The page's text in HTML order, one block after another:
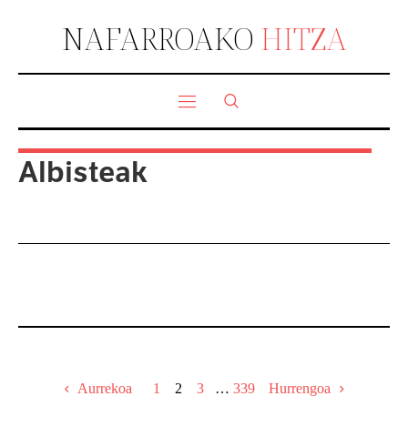
NAFARROAKO HITZA
Albisteak
Aurrekoa 1 2 3 … 339 Hurrengoa